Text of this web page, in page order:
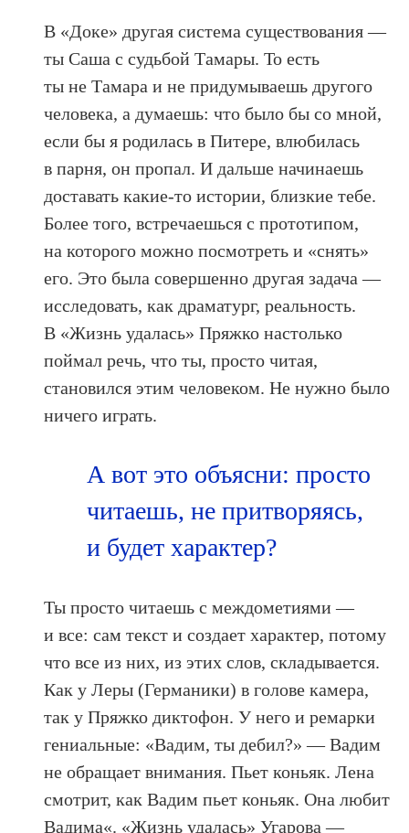
В «Доке» другая система существования —
ты Саша с судьбой Тамары. То есть
ты не Тамара и не придумываешь другого
человека, а думаешь: что было бы со мной,
если бы я родилась в Питере, влюбилась
в парня, он пропал. И дальше начинаешь
доставать какие-то истории, близкие тебе.
Более того, встречаешься с прототипом,
на которого можно посмотреть и «снять»
его. Это была совершенно другая задача —
исследовать, как драматург, реальность.
В «Жизнь удалась» Пряжко настолько
поймал речь, что ты, просто читая,
становился этим человеком. Не нужно было
ничего играть.
А вот это объясни: просто
читаешь, не притворяясь,
и будет характер?
Ты просто читаешь с междометиями —
и все: сам текст и создает характер, потому
что все из них, из этих слов, складывается.
Как у Леры (Германики) в голове камера,
так у Пряжко диктофон. У него и ремарки
гениальные: «Вадим, ты дебил?» — Вадим
не обращает внимания. Пьет коньяк. Лена
смотрит, как Вадим пьет коньяк. Она любит
Вадима«. «Жизнь удалась» Угарова —